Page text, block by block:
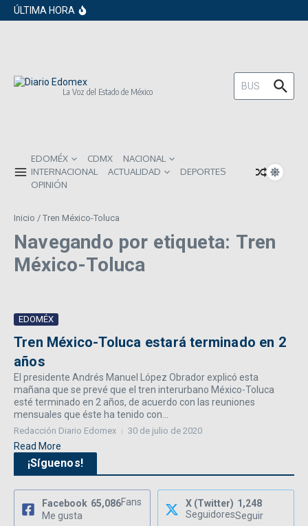
Saltar al contenido
ÚLTIMA HORA
inversionistas extranjeros; emite nueva
comunes entre los mexicanos
La Voz del Estado de México
Buscar:
EDOMÉX CDMX
NACIONAL
INTERNACIONAL
ACTUALIDAD
DEPORTES
OPINIÓN
Inicio / Tren México-Toluca
Navegando por etiqueta: Tren
México-Toluca
EDOMÉX
Tren México-Toluca estará terminado en 2
años
El presidente Andrés Manuel López Obrador explicó esta
mañana que se prevé que el tren interurbano México-Toluca
esté terminado en 2 años, de acuerdo con las reuniones
mensuales que éste ha tenido con...
Redacción Diario Edomex 30 de julio de 2020
Read More
¡Síguenos!
Facebook 65,086Fans
Me gusta
X (Twitter) 1,248
SeguidoresSeguir